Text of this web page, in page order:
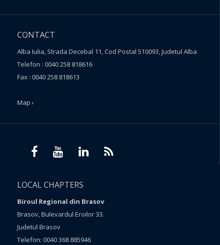
CONTACT
Alba Iulia, Strada Decebal 11, Cod Postal 510093, Judetul Alba
Telefon : 0040 258 818616
Fax : 0040 258 818613
Map ›
LOCAL CHAPTERS
Biroul Regional din Brasov
Brasov, Bulevardul Eroilor 33.
Judetul Brasov
Telefon: 0040 368 885946